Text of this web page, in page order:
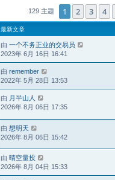
129 主题 1 2 3 4
最新文章
由 一个不务正业的交易员
2023年 6月 16日 16:41
由 remember
2022年 5月 28日 13:53
由 月半山人
2026年 8月 06日 17:35
由 想明天
2026年 8月 06日 15:42
由 晴空量投
2026年 8月 04日 15:33